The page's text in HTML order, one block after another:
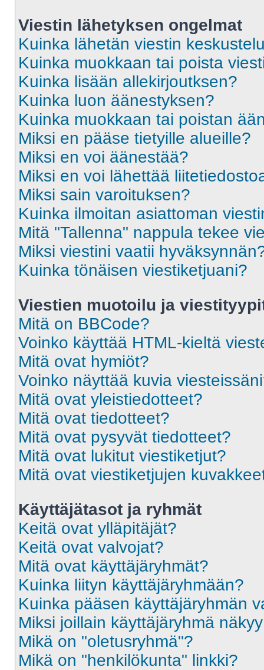
Viestin lähetyksen ongelmat
Kuinka lähetän viestin
Kuinka muokkaan tai poista
Kuinka lisään allekirjoutksen?
Kuinka luon äänestyksen?
Kuinka muokkaan tai poistan
Miksi en pääse tietyille alueille?
Miksi en voi äänestää?
Miksi en voi lähettää
Miksi sain varoituksen?
Kuinka ilmoitan asiattoman
Mitä "Tallenna" nappula tekee
Miksi viestini vaatii
Kuinka tönäisen viestiketjuani?
Viestien muotoilu ja
Mitä on BBCode?
Voinko käyttää HTML-kieltä
Mitä ovat hymiöt?
Voinko näyttää kuvia
Mitä ovat yleistiedotteet?
Mitä ovat tiedotteet?
Mitä ovat pysyvät tiedotteet?
Mitä ovat lukitut viestiketjut?
Mitä ovat viestiketjujen
Käyttäjätasot ja ryhmät
Keitä ovat ylläpitäjät?
Keitä ovat valvojat?
Mitä ovat käyttäjäryhmät?
Kuinka liityn käyttäjäryhmään?
Kuinka pääsen käyttäjäryhmän
Miksi joillain käyttäjäryhmä
Mikä on "oletusryhmä"?
Mikä on "henkilökunta" linkki?